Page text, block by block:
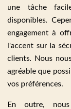
une tâche
disponibles.
engagement à
l'accent sur la
clients. Nous
agréable que
vos préférences.
En outre,